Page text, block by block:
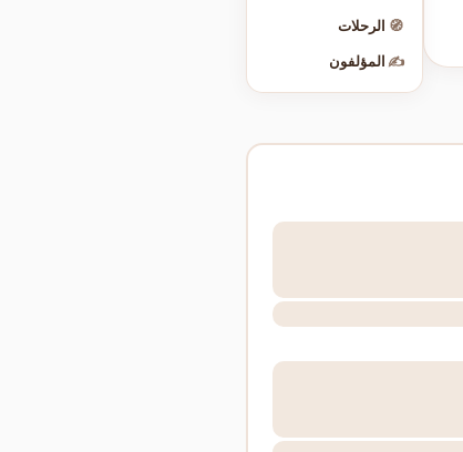
🧭 الرحلات
✍️ المؤلفون